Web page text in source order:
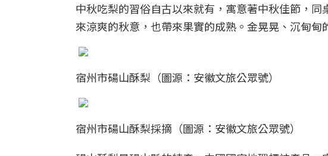
中秋吃梨的習俗自古以來就有，寓意著中秋佳節，
來涼爽的秋意，也帶來果實的成熟。金晃晃、沉甸甸
宿州市碭山酥梨（圖源：安徽文旅公眾號）
宿州市碭山酥梨採摘（圖源：安徽文旅公眾號）